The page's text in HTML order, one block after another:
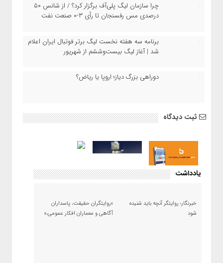
چرا سازمان لیگ پلی‌آف برگزار کرد؟ / از شانس ۵۰
درصدی مس رفسنجان تا رأی ۳-۰ صنعت نفت
برنامه سه هفته نخست لیگ برتر فوتبال ایران اعلام
شد | آغاز لیگ بیست‌وششم از شهریور
دوراهی بزرگ دیاز؛ اروپا یا ریاض؟
ثبت دیدگاه
یادداشت
خبرنگار؛ روایتگر آنچه باید شنیده
شود
«روایتگران حقیقت، پاسداران
آگاهی و معماران افکار عمومی،»